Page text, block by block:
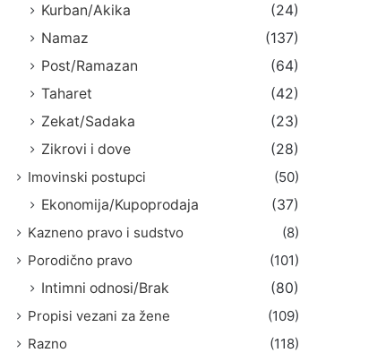
Kurban/Akika
(24)
Namaz
(137)
Post/Ramazan
(64)
Taharet
(42)
Zekat/Sadaka
(23)
Zikrovi i dove
(28)
Imovinski postupci
(50)
Ekonomija/Kupoprodaja
(37)
Kazneno pravo i sudstvo
(8)
Porodično pravo
(101)
Intimni odnosi/Brak
(80)
Propisi vezani za žene
(109)
Razno
(118)